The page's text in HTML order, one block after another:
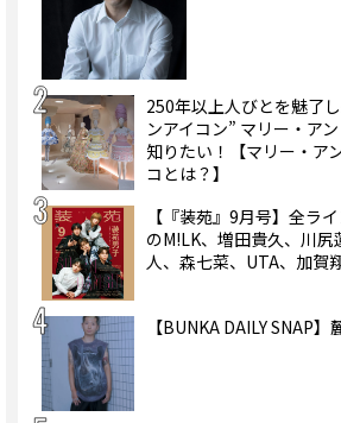
250年以上人びとを魅了
ンアイコン” マリー・ア
知りたい！【マリー・ア
コとは？】
【『装苑』9月号】全ラ
のM!LK、増田貴久、川
人、森七菜、UTA、加賀
【BUNKA DAILY SNAP】